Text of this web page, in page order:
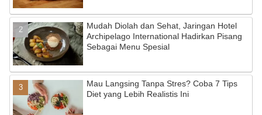
Mudah Diolah dan Sehat, Jaringan Hotel
Archipelago International Hadirkan Pisang
Sebagai Menu Spesial
Mau Langsing Tanpa Stres? Coba 7 Tips
Diet yang Lebih Realistis Ini